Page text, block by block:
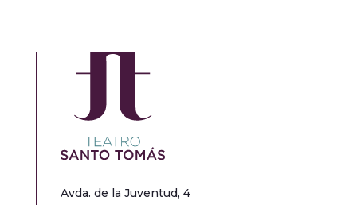
Avda. de la Juventud, 4